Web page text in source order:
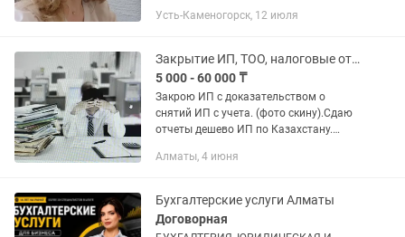
руководитель Агентства "Бухгалтер-
Усть-Каменогорск, 12 июля
Закрытие ИП, ТОО, налоговые отчеты сдаю 100%, ЭСФ
5 000 - 60 000 ₸
Закрою ИП с доказательством о
снятий ИП с учета. (фото скину).Сдаю
отчеты дешево ИП по Казахстану.
разных ситуациях. Закрытие ИП от
Алматы, 4 июня
Бухгалтерские услуги Алматы
Договорная